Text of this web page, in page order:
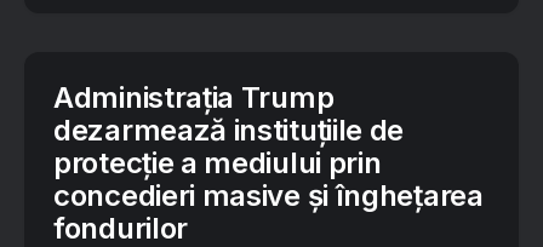
Administrația Trump
dezarmează instituțiile de
protecție a mediului prin
concedieri masive și înghețarea
fondurilor